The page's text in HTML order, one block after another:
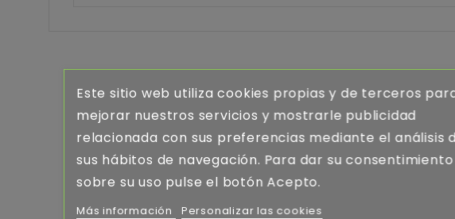
Este sitio web utiliza cookies propias y de terceros
mejorar nuestros servicios y mostrarle publicidad
relacionada con sus preferencias mediante el análisis
sus hábitos de navegación. Para dar su consentimiento
sobre su uso pulse el botón Acepto.
Más información Personalizar las cookies